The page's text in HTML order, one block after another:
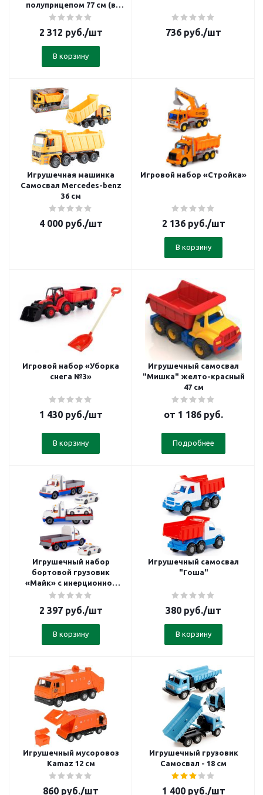
полуприцепом 77 см (в
сеточке)
2 312 руб./шт
В корзину
736 руб./шт
Игрушечная машинка
Самосвал Mercedes-benz
36 см
4 000руб./шт
Игровой набор «Стройка»
2 136руб./шт
В корзину
Игровой набор «Уборка
снега №3»
1 430руб./шт
В корзину
Игрушечный самосвал
"Мишка" желто-красный
47 см
от 1 186 руб.
Подробнее
Игрушечный набор
бортовой грузовик
«Майк» с инерционной
машинкой 53 см
2 397руб./шт
В корзину
Игрушечный самосвал
"Гоша"
380 руб./шт
В корзину
Игрушечный мусоровоз
Kamaz 12 см
860 руб./шт
Игрушечный грузовик
Самосвал - 18 см
1 400руб./шт